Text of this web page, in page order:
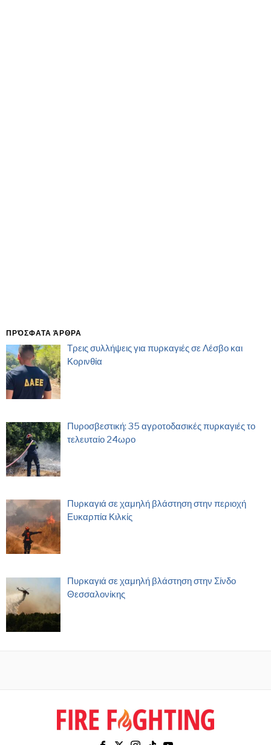
ΠΡΌΣΦΑΤΑ ΆΡΘΡΑ
Τρεις συλλήψεις για πυρκαγιές σε Λέσβο και
Κορινθία
Πυροσβεστική: 35 αγροτοδασικές πυρκαγιές το
τελευταίο 24ωρο
Πυρκαγιά σε χαμηλή βλάστηση στην περιοχή
Ευκαρπία Κιλκίς
Πυρκαγιά σε χαμηλή βλάστηση στην Σίνδο
Θεσσαλονίκης